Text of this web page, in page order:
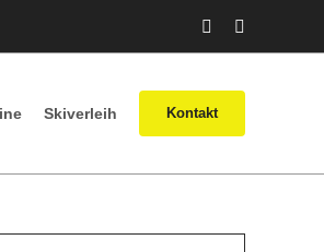
Facebook
Skiverleih Kontakt